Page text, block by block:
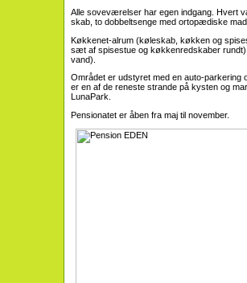
Alle soveværelser har egen indgang. Hvert
skab, to dobbeltsenge med ortopædiske
Køkkenet-alrum (køleskab, køkken og
sæt af spisestue og køkkenredskaber
vand).
Området er udstyret med en auto-parkering
er en af ​​de reneste strande på kysten og
LunaPark.
Pensionatet er åben fra maj til november.